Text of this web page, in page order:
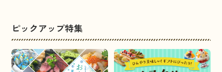
ピックアップ特集